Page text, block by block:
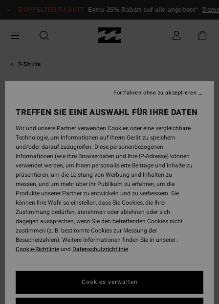
zur
springen
DOPPELTER RABATT Extra 25% Rabatt auf alle angebote*
T-Shirts
TREFFEN SIE EINE AUSWAHL FÜR IHRE DATEN
Wir und unsere Partner verwenden Cookies oder eine vergleichbare
Technologie, um Informationen auf Ihrem Gerät zu speichern
und/oder darauf zuzugreifen. Diese personenbezogenen
Informationen (wie Ihre Browserdaten und Ihre IP-Adresse) können
verwendet werden, um Ihnen personalisierte Beiträge und Inhalte zu
präsentieren, um die Leistung von Werbung und Inhalten zu
messen, und um mehr über ihr Publikum zu erfahren, um die
Produkte unserer Partner zu entwickeln und zu verbessern. Sie
können Ihre Wahl so einstellen, dass Sie Cookies, die Ihrer
Zustimmung bedürfen, annehmen oder ablehnen oder sich
dagegen aussprechen, wenn Sie den betreffenden Cookies nicht
zustimmen (z. B. bestimmte Cookies zur Messung der
Besucherzahlen). Weitere Informationen finden Sie in unserer :
Cookie-Richtlinieund Datenschutzrichtlinie
Cookies verwalten
Fortfahren ohne zu akzeptieren